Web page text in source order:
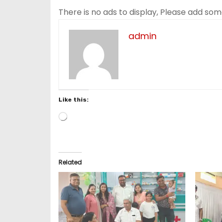
There is no ads to display, Please add
admin
Like this:
L
i
n
g
…
Related